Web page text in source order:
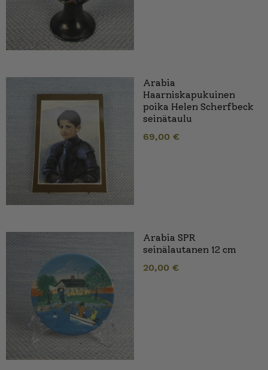
Arabia
Haarniskapukuinen
poika Helen Scherfbeck
seinätaulu
69,00 €
Arabia SPR
seinälautanen 12 cm
20,00 €